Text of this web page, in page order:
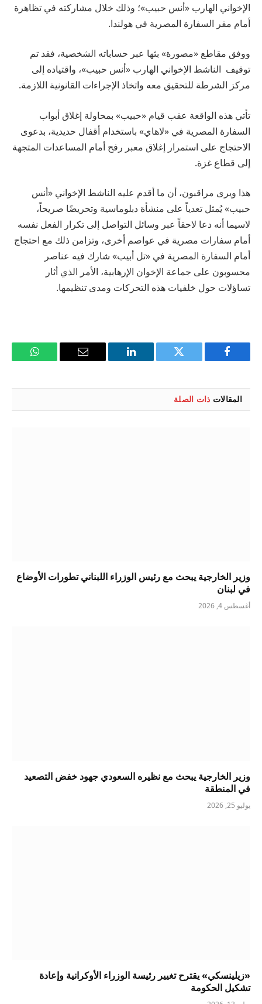
الإخواني الهارب «أنس حبيب»؛ وذلك خلال مشاركته في تظاهرة
أمام مقر السفارة المصرية في هولندا.
ووفق مقاطع «مصورة» بثها عبر حساباته الشخصية، فقد تم
توقيف الناشط الإخواني الهارب «أنس حبيب»، واقتياده إلى
مركز الشرطة للتحقيق معه واتخاذ الإجراءات القانونية اللازمة.
تأتي هذه الواقعة عقب قيام «حبيب» بمحاولة إغلاق أبواب
السفارة المصرية في «لاهاي» باستخدام أقفال حديدية، بدعوى
الاحتجاج على استمرار إغلاق معبر رفح أمام المساعدات المتجهة
إلى قطاع غزة.
هذا ويرى مراقبون، أن ما أقدم عليه الناشط الإخواني «أنس
حبيب» يُمثل تعدياً على منشأة دبلوماسية وتحريضًا صريحاً،
لاسيما أنه دعا لاحقاً عبر وسائل التواصل إلى تكرار الفعل نفسه
أمام سفارات مصرية في عواصم أخرى، وتزامن ذلك مع احتجاج
أمام السفارة المصرية في «تل أبيب» شارك فيه عناصر
محسوبون على جماعة الإخوان الإرهابية، الأمر الذي أثار
تساؤلات حول خلفيات هذه التحركات ومدى تنظيمها.
فيسبوك تويتر لينكدإن
البريد
واتساب
المقالات ذات الصلة
وزير الخارجية يبحث مع رئيس الوزراء اللبناني تطورات الأوضاع
في لبنان
أغسطس 4, 2026
وزير الخارجية يبحث مع نظيره السعودي جهود خفض التصعيد
في المنطقة
يوليو 25, 2026
«زيلينسكي» يقترح تغيير رئيسة الوزراء الأوكرانية وإعادة
تشكيل الحكومة